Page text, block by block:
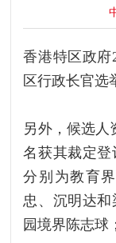
香港特区政府
区行政长官选
另外，候选人
名获其裁定登
分别为教育
忠、沉明达和
园境界陈志球